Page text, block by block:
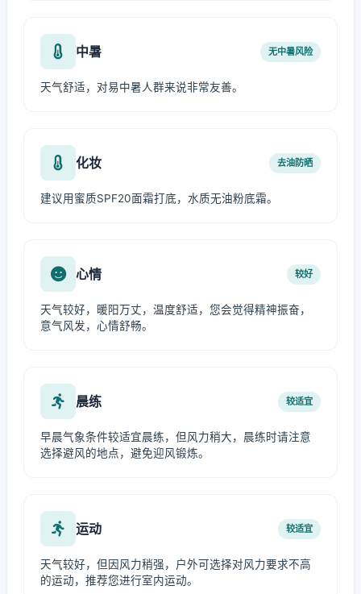
中暑 无中暑风险
天气舒适，对易中暑人群来说非常友善。
化妆 去油防晒
建议用蜜质SPF20面霜打底，水质无油粉底霜。
心情 较好
天气较好，暖阳万丈，温度舒适，您会觉得精神振奋，
意气风发，心情舒畅。
晨练 较适宜
早晨气象条件较适宜晨练，但风力稍大，晨练时请注意
选择避风的地点，避免迎风锻炼。
运动 较适宜
天气较好，但因风力稍强，户外可选择对风力要求不高
的运动，推荐您进行室内运动。